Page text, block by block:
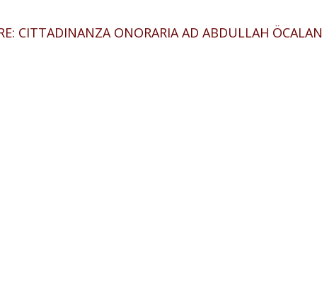
CITTADINANZA ONORARIA AD ABDULLAH ÖCALAN